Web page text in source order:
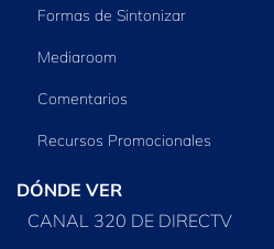
Formas de Sintonizar
Mediaroom
Comentarios
Recursos Promocionales
DÓNDE VER
CANAL 320 DE DIRECTV